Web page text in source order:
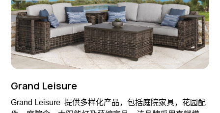
Grand Leisure
Grand Leisure 提供多样化产品，包括庭院家具，花园配